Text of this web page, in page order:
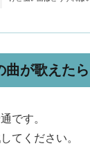
曲が歌えたら
です。
てください。